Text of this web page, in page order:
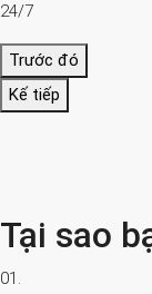
24/7
Trước đó
Kế tiếp
Tại sao
01.